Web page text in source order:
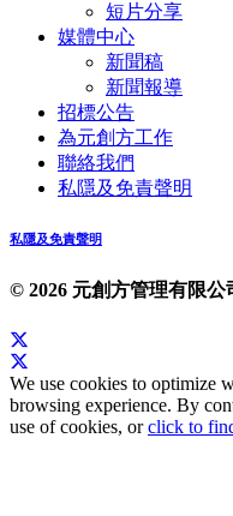
短片分享
媒體中心
新聞稿
新聞報導
招標公告
為元創方工作
聯絡我們
私隱及免責聲明
私隱及免責聲明
© 2026 元創方管理有限公
We use cookies to optimize
browsing experience. By
use of cookies, orclick to